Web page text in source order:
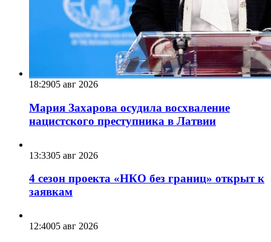
18:2905 авг 2026
Мария Захарова осудила восхваление
нацистского преступника в Латвии
13:3305 авг 2026
4 сезон проекта «НКО без границ» открыт к
заявкам
12:4005 авг 2026